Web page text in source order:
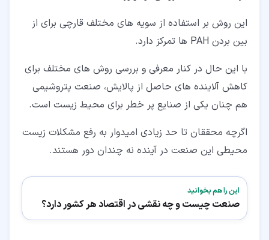
این روش بر استفاده از سویه های مختلف قارچی برای از
بین بردن PAH ها تمرکز دارد.
با این حال در کنار معرفی و بررسی روش های مختلف برای
کاهش آلاینده های حاصل از پالایش، صنعت پتروشیمی
هم چنان یکی از صنایع پر خطر برای محیط زیست است.
اگرچه محققان تا حد زیادی امیدوار به رفع مشکلات زیست
محیطی این صنعت در آینده نه چندان دور هستند.
این را هم بخوانید
صنعت چیست و چه نقشی در اقتصاد هر کشور دارد؟